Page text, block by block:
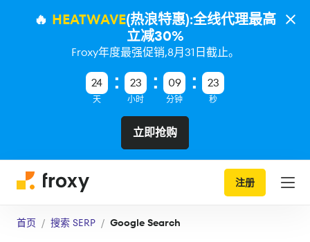
🔥 HEATWAVE(热浪特惠):全线代理最高
立减30%
Froxy年度最强促销,8月31日截止。
24
天
23
小时
09
分钟
22
秒
立即抢购
注册
首页 搜索 SERP Google Search